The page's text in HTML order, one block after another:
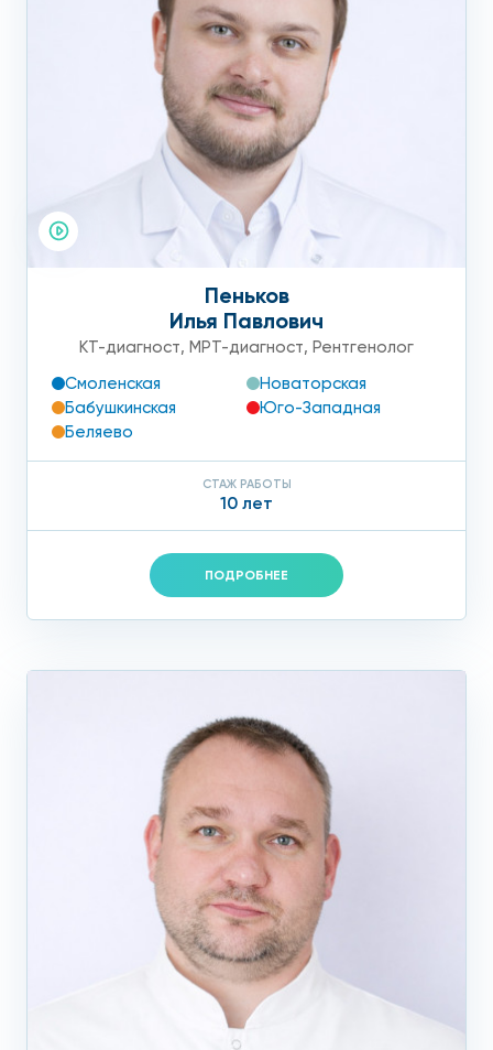
Пеньков
Илья Павлович
КТ-диагност, МРТ-диагност, Рентгенолог
Смоленская
Новаторская
Бабушкинская
Юго-Западная
Беляево
СТАЖ РАБОТЫ
10 лет
ПОДРОБНЕЕ